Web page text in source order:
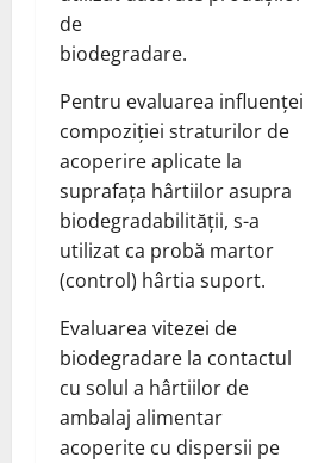
de
biodegradare.
Pentru evaluarea influenței
compoziției straturilor de
acoperire aplicate la
suprafața hârtiilor asupra
biodegradabilității, s-a
utilizat ca probă martor
(control) hârtia suport.
Evaluarea vitezei de
biodegradare la contactul
cu solul a hârtiilor de
ambalaj alimentar
acoperite cu dispersii pe